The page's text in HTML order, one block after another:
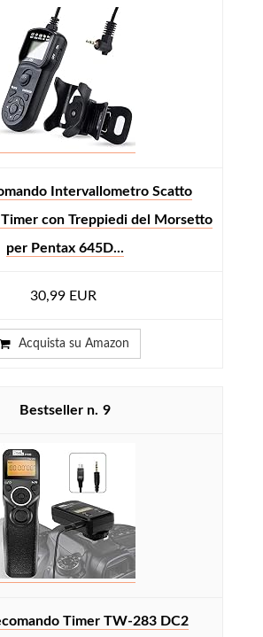
Intervallometro Scatto
Timer con Treppiedi del Morsetto
per Pentax 645D...
30,99 EUR
Acquista su Amazon
9
Timer TW-283 DC2